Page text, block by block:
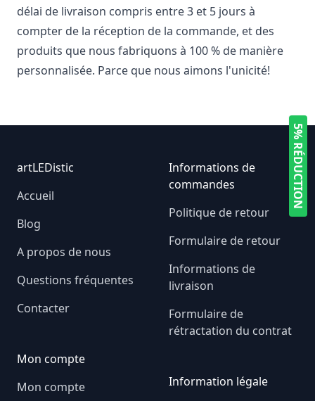
délai de livraison compris entre 3 et 5 jours à
compter de la réception de la commande, et des
produits que nous fabriquons à 100 % de manière
personnalisée. Parce que nous aimons l'unicité!
5% RÉDUCTION
Footer
artLEDistic
Accueil
Blog
A propos de nous
Questions fréquentes
Contacter
Mon compte
Mon compte
Informations de
commandes
Politique de retour
Formulaire de retour
Informations de
livraison
Formulaire de
rétractation du contrat
Information légale